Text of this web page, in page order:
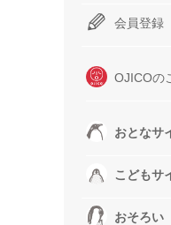
会員登録
OJICOの
おとなサ
こどもサ
おそろい